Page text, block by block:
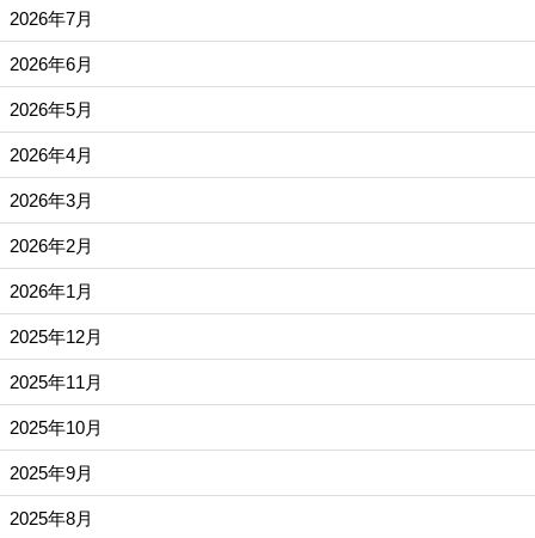
2026年7月
2026年6月
2026年5月
2026年4月
2026年3月
2026年2月
2026年1月
2025年12月
2025年11月
2025年10月
2025年9月
2025年8月